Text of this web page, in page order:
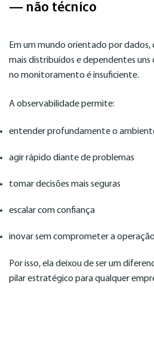
— não técnico
Em um mundo orientado por dados,
mais distribuídos e dependentes uns
no monitoramento é insuficiente.
A observabilidade permite:
entender profundamente o
agir rápido diante de problemas
tomar decisões mais seguras
escalar com confiança
inovar sem comprometer a operação
Por isso, ela deixou de ser um
pilar estratégico para qualquer